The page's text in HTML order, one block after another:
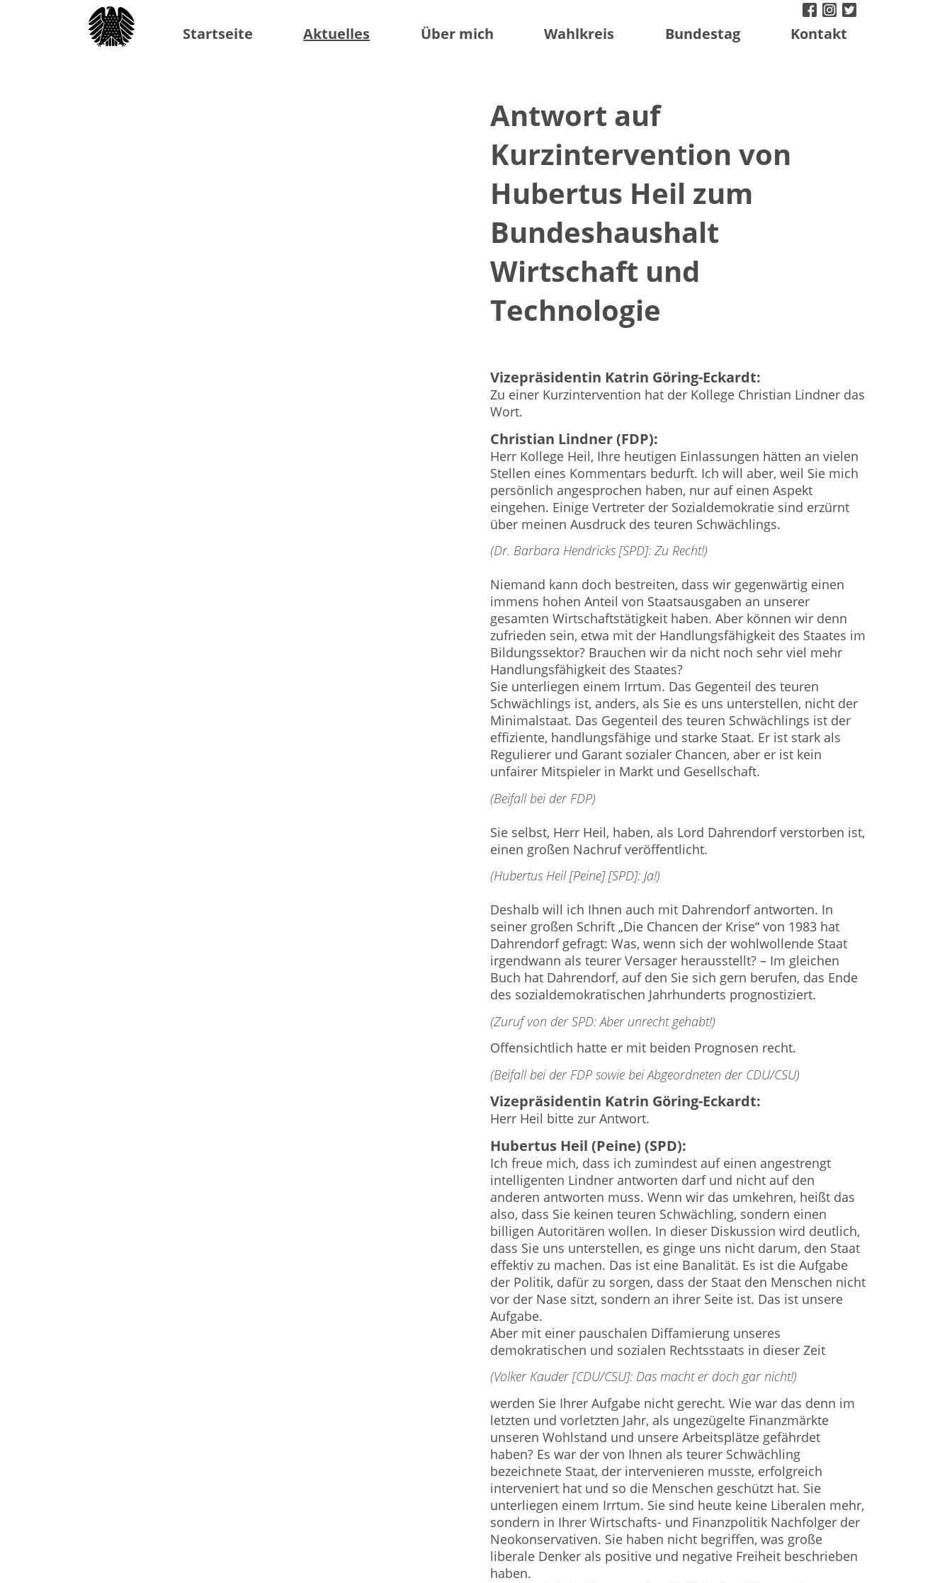
facebook
instagram
twitter
Startseite Aktuelles Über mich Wahlkreis Bundestag Kontakt
Antwort auf
Kurzintervention von
Hubertus Heil zum
Bundeshaushalt
Wirtschaft und
Technologie
Vizepräsidentin Katrin Göring-Eckardt:
Zu einer Kurzintervention hat der Kollege Christian Lindner das
Wort.
Christian Lindner (FDP):
Herr Kollege Heil, Ihre heutigen Einlassungen hätten an vielen
Stellen eines Kommentars bedurft. Ich will aber, weil Sie mich
persönlich angesprochen haben, nur auf einen Aspekt
eingehen. Einige Vertreter der Sozialdemokratie sind erzürnt
über meinen Ausdruck des teuren Schwächlings.
(Dr. Barbara Hendricks [SPD]: Zu Recht!)
Niemand kann doch bestreiten, dass wir gegenwärtig einen
immens hohen Anteil von Staatsausgaben an unserer
gesamten Wirtschaftstätigkeit haben. Aber können wir denn
zufrieden sein, etwa mit der Handlungsfähigkeit des Staates im
Bildungssektor? Brauchen wir da nicht noch sehr viel mehr
Handlungsfähigkeit des Staates?
Sie unterliegen einem Irrtum. Das Gegenteil des teuren
Schwächlings ist, anders, als Sie es uns unterstellen, nicht der
Minimalstaat. Das Gegenteil des teuren Schwächlings ist der
effiziente, handlungsfähige und starke Staat. Er ist stark als
Regulierer und Garant sozialer Chancen, aber er ist kein
unfairer Mitspieler in Markt und Gesellschaft.
(Beifall bei der FDP)
Sie selbst, Herr Heil, haben, als Lord Dahrendorf verstorben ist,
einen großen Nachruf veröffentlicht.
(Hubertus Heil [Peine] [SPD]: Ja!)
Deshalb will ich Ihnen auch mit Dahrendorf antworten. In
seiner großen Schrift „Die Chancen der Krise“ von 1983 hat
Dahrendorf gefragt: Was, wenn sich der wohlwollende Staat
irgendwann als teurer Versager herausstellt? – Im gleichen
Buch hat Dahrendorf, auf den Sie sich gern berufen, das Ende
des sozialdemokratischen Jahrhunderts prognostiziert.
(Zuruf von der SPD: Aber unrecht gehabt!)
Offensichtlich hatte er mit beiden Prognosen recht.
(Beifall bei der FDP sowie bei Abgeordneten der CDU/CSU)
Vizepräsidentin Katrin Göring-Eckardt:
Herr Heil bitte zur Antwort.
Hubertus Heil (Peine) (SPD):
Ich freue mich, dass ich zumindest auf einen angestrengt
intelligenten Lindner antworten darf und nicht auf den
anderen antworten muss. Wenn wir das umkehren, heißt das
also, dass Sie keinen teuren Schwächling, sondern einen
billigen Autoritären wollen. In dieser Diskussion wird deutlich,
dass Sie uns unterstellen, es ginge uns nicht darum, den Staat
effektiv zu machen. Das ist eine Banalität. Es ist die Aufgabe
der Politik, dafür zu sorgen, dass der Staat den Menschen nicht
vor der Nase sitzt, sondern an ihrer Seite ist. Das ist unsere
Aufgabe.
Aber mit einer pauschalen Diffamierung unseres
demokratischen und sozialen Rechtsstaats in dieser Zeit
(Volker Kauder [CDU/CSU]: Das macht er doch gar nicht!)
werden Sie Ihrer Aufgabe nicht gerecht. Wie war das denn im
letzten und vorletzten Jahr, als ungezügelte Finanzmärkte
unseren Wohlstand und unsere Arbeitsplätze gefährdet
haben? Es war der von Ihnen als teurer Schwächling
bezeichnete Staat, der intervenieren musste, erfolgreich
interveniert hat und so die Menschen geschützt hat. Sie
unterliegen einem Irrtum. Sie sind heute keine Liberalen mehr,
sondern in Ihrer Wirtschafts- und Finanzpolitik Nachfolger der
Neokonservativen. Sie haben nicht begriffen, was große
liberale Denker als positive und negative Freiheit beschrieben
haben.